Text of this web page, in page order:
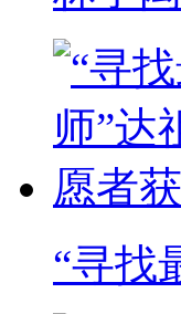
“寻找